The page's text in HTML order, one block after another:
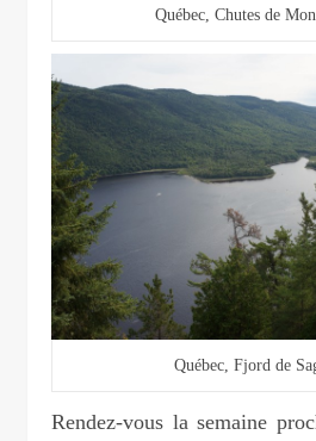
Québec, Chutes de
Québec, Fjord de
Rendez-vous la semaine